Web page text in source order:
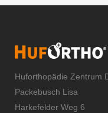
Huforthopädie Zentrum
Packebusch Lisa
Harkefelder Weg 6